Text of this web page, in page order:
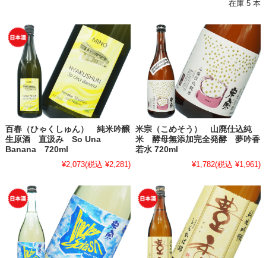
在庫 5 本
百春（ひゃくしゅん） 純米吟醸
生原酒 直汲み So Una
Banana 720ml
¥2,073(税込 ¥2,281)
米宗（こめそう） 山廃仕込純
米 酵母無添加完全発酵 夢吟香
若水 720ml
¥1,782(税込 ¥1,961)